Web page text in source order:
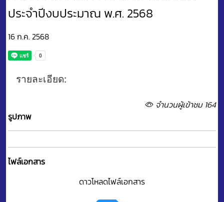
ประจำปีงบประมาณ พ.ศ. 2568
16 ก.ค. 2568
รายละเอียด:
จำนวนผู้เข้าชม 164
รูปภาพ
ไฟล์เอกสาร
ดาวโหลดไฟล์เอกสาร